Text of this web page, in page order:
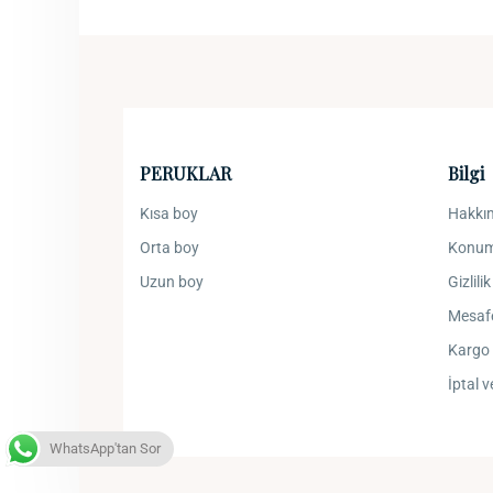
PERUKLAR
Kısa boy
Orta boy
Uzun boy
Bilgi
Kargo
İptal
WhatsApp'tan Sor